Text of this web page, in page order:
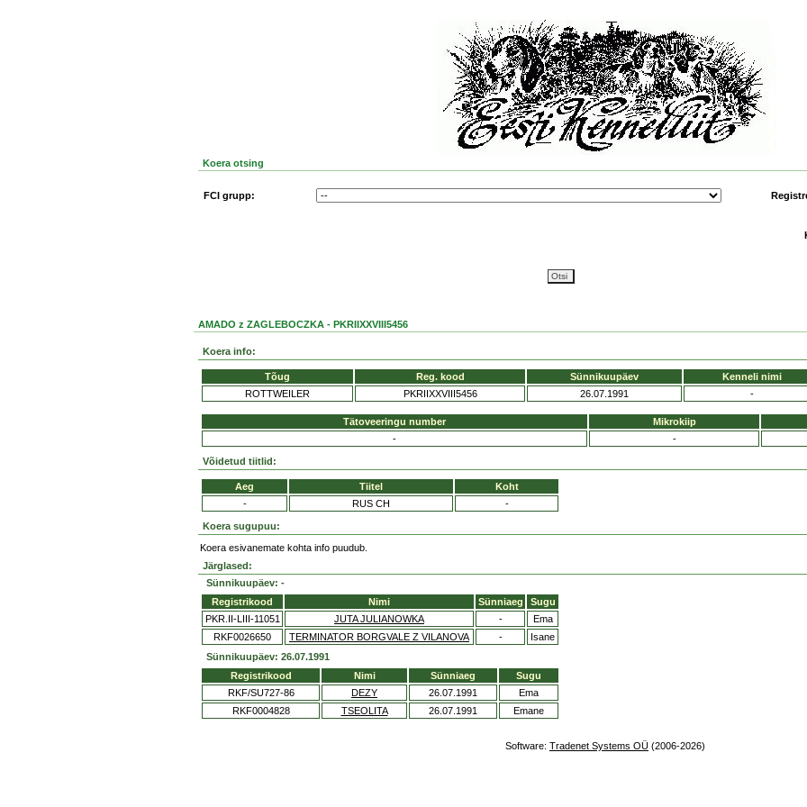
Koera otsing
FCI grupp:
AMADO z ZAGLEBOCZKA - PKRIIXXVIII5456
Koera info:
Tõug Reg. kood Sünnikuupäev Kenneli nimi
ROTTWEILER
PKRIIXXVIII5456 26.07.1991 -
Tätoveeringu number Mikrokiip
-
-
Võidetud tiitlid:
Aeg Tiitel
Koht
-
RUS CH -
Koera sugupuu:
Koera esivanemate kohta info puudub.
Järglased:
Sünnikuupäev: -
Registrikood
Nimi Sünniaeg
Sugu
PKR.II-LIII-11051
JUTA JULIANOWKA -
Ema
RKF0026650
TERMINATOR BORGVALE Z VILANOVA -
Isane
Sünnikuupäev: 26.07.1991
Registrikood
Nimi Sünniaeg
Sugu
RKF/SU727-86
DEZY 26.07.1991
Ema
RKF0004828
TSEOLITA 26.07.1991 Emane
Software: Tradenet Systems OÜ (2006-2026)